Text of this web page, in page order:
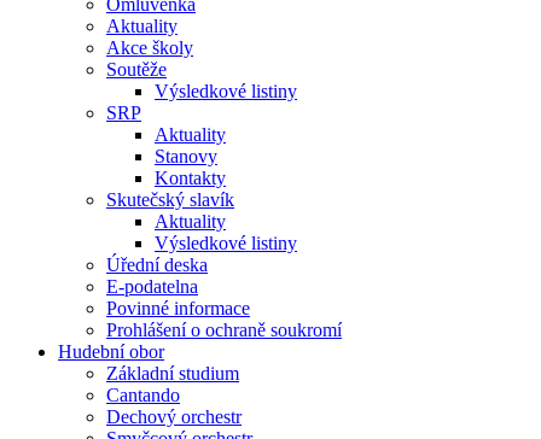
Omluvenka
Aktuality
Akce školy
Soutěže
Výsledkové listiny
SRP
Aktuality
Stanovy
Kontakty
Skutečský slavík
Aktuality
Výsledkové listiny
Úřední deska
E-podatelna
Povinné informace
Prohlášení o ochraně soukromí
Hudební obor
Základní studium
Cantando
Dechový orchestr